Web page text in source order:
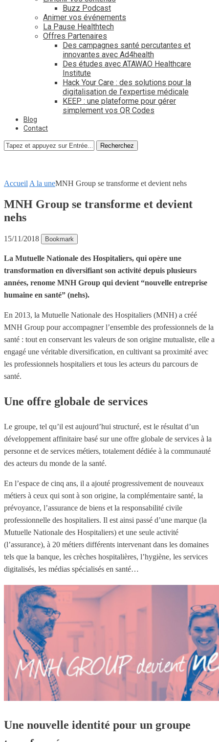
Buzz Podcast
Animer vos événements
La Pause Healthtech
Offres Partenaires
Des campagnes santé percutantes et
innovantes avec Ad4health
Des études avec ATAWAO Healthcare
Institute
Hack Your Care : des solutions pour la
digitalisation de l’expertise médicale
KEEP : une plateforme pour gérer
simplement vos QR Codes
Blog
Contact
Recherchez
Accueil A la uneMNH Group se transforme et devient nehs
MNH Group se transforme et devient
nehs
15/11/2018 Bookmark
La Mutuelle Nationale des Hospitaliers, qui opère une
transformation en diversifiant son activité depuis plusieurs
années, renome MNH Group qui devient “nouvelle entreprise
humaine en santé” (nehs).
En 2013, la Mutuelle Nationale des Hospitaliers (MNH) a créé
MNH Group pour accompagner l’ensemble des professionnels de la
santé : tout en conservant les valeurs de son origine mutualiste, elle a
engagé une véritable diversification, en cultivant sa proximité avec
les professionnels hospitaliers et tous les acteurs du parcours de
santé.
Une offre globale de services
Le groupe, tel qu’il est aujourd’hui structuré, est le résultat d’un
développement affinitaire basé sur une offre globale de services à la
personne et de services métiers, totalement dédiée à la communauté
des acteurs du monde de la santé.
En l’espace de cinq ans, il a ajouté progressivement de nouveaux
métiers à ceux qui sont à son origine, la complémentaire santé, la
prévoyance, l’assurance de biens et la responsabilité civile
professionnelle des hospitaliers. Il est ainsi passé d’une marque (la
Mutuelle Nationale des Hospitaliers) et une seule activité
(l’assurance), à 20 métiers différents intervenant dans les domaines
tels que la banque, les crèches hospitalières, l’hygiène, les services
digitalisés, les médias spécialisés en santé…
Une nouvelle identité pour un groupe